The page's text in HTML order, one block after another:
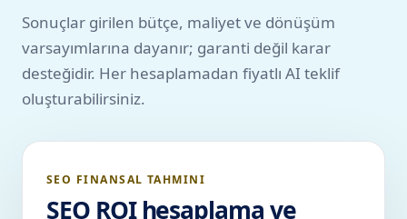
Sonuçlar girilen bütçe, maliyet ve dönüşüm
varsayımlarına dayanır; garanti değil karar
desteğidir. Her hesaplamadan fiyatlı AI teklif
oluşturabilirsiniz.
SEO FINANSAL TAHMINI
SEO ROI hesaplama ve